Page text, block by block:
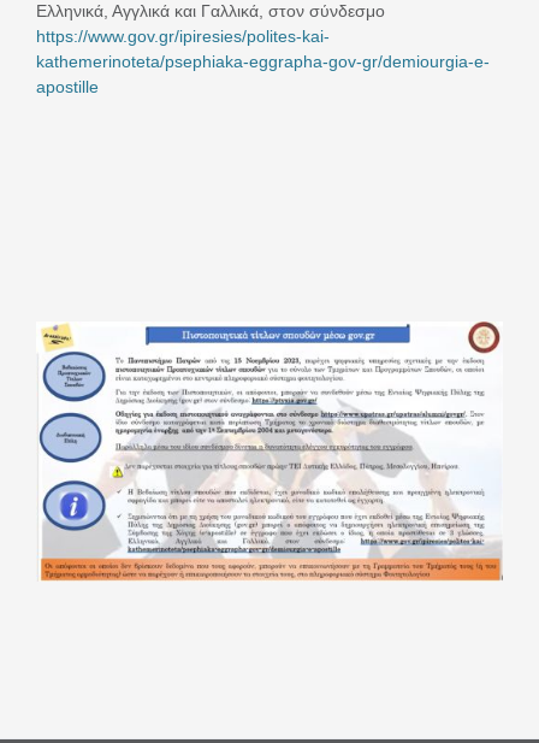
Ελληνικά, Αγγλικά και Γαλλικά, στον σύνδεσμο
https://www.gov.gr/ipiresies/polites-kai-
kathemerinoteta/psephiaka-eggrapha-gov-gr/demiourgia-e-
apostille